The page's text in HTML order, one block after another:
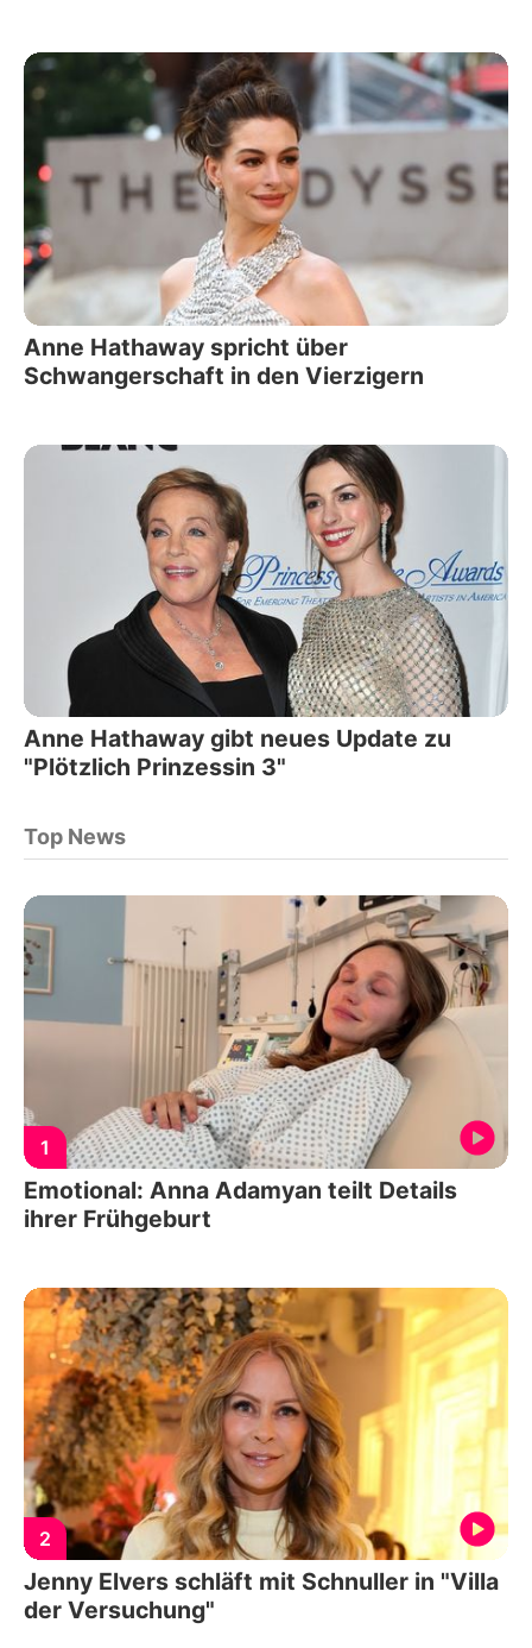
Anne Hathaway spricht über
Schwangerschaft in den Vierzigern
Anne Hathaway gibt neues Update zu
"Plötzlich Prinzessin 3"
Top News
1
Emotional: Anna Adamyan teilt Details
ihrer Frühgeburt
2
Jenny Elvers schläft mit Schnuller in "Villa
der Versuchung"